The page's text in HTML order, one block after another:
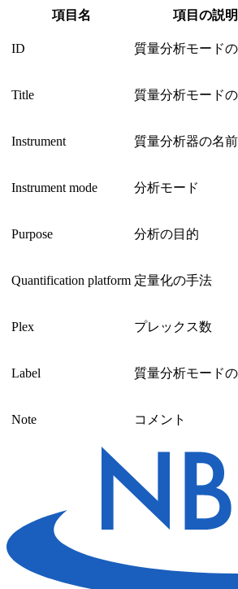
項目名
項目の説明
ID 質量分析モード
Title 質量分析モード
Instrument 質量分析器の名前
Instrument mode 分析モード
Purpose 分析の目的
Quantification platform 定量化の手法
Plex プレックス数
Label 質量分析モード
Note コメント